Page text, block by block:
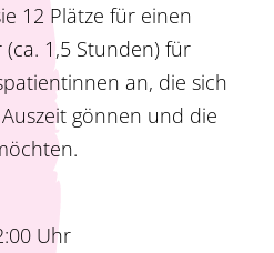
12 Plätze für einen
1,5 Stunden) für
an, die sich
gönnen und die
Uhr